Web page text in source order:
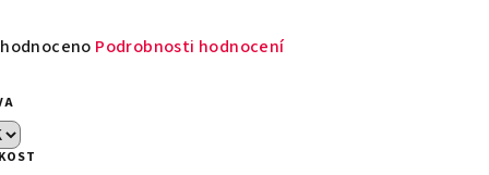
Podrobnosti hodnocení